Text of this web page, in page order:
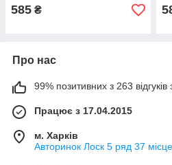
585 ₴
Про нас
99% позитивних з 263 відгуків
Працює з 17.04.2015
м. Харків
Авторинок Лоск 5 ряд 37